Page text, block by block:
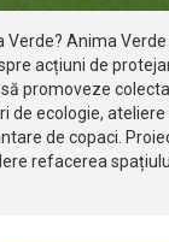
Verde? Anima
acțiuni de
promoveze
de ecologie,
de copaci.
refacerea